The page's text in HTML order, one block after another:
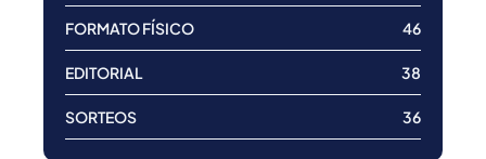
FORMATO FÍSICO 46
EDITORIAL 38
SORTEOS 36